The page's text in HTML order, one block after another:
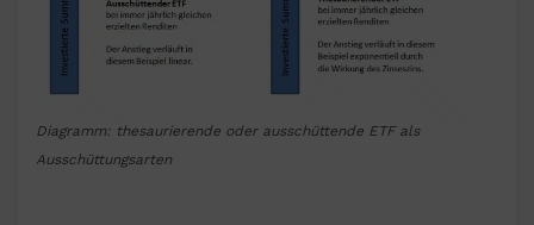
Diagramm: thesaurierende oder ausschüttende ETF als
Ausschüttungsarten